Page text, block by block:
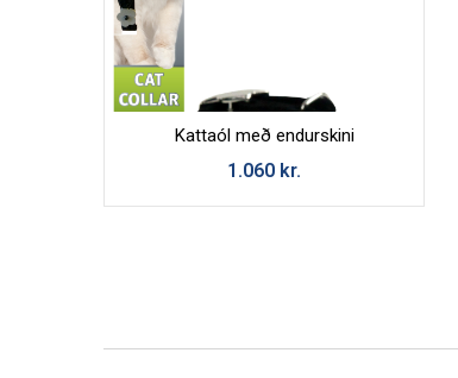
Kattaól með endurskini
1.060 kr.